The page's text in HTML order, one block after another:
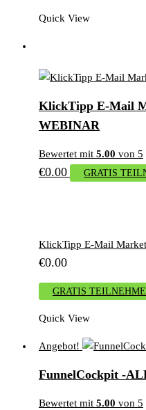
Quick View
KlickTipp E-Mail
WEBINAR
Bewertet mit 5.00 von 5
€0.00 GRATIS
KlickTipp E-Mail
€0.00
GRATIS
Quick View
Angebot!
FunnelCockpit -
Bewertet mit 5.00 von 5